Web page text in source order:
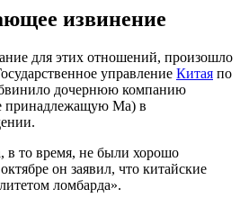
извинение
для этих отношений, произошло
управление Китая по
дочернюю компанию
принадлежащую Ма) в
в то время, не были хорошо
он заявил, что китайские
ломбарда».